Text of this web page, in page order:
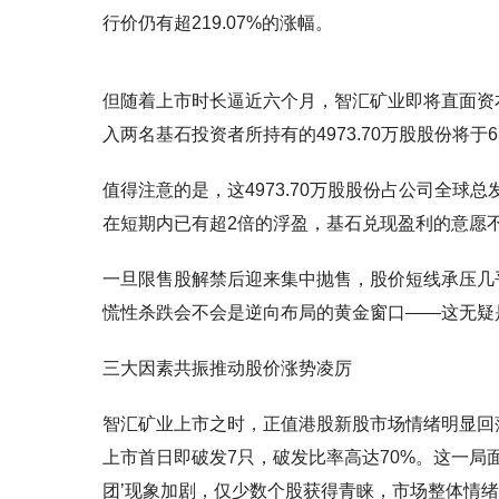
行价仍有超219.07%的涨幅。
但随着上市时长逼近六个月，智汇矿业即将直面
入两名基石投资者所持有的4973.70万股股份将于
值得注意的是，这4973.70万股股份占公司全球
在短期内已有超2倍的浮盈，基石兑现盈利的意愿
一旦限售股解禁后迎来集中抛售，股价短线承压
慌性杀跌会不会是逆向布局的黄金窗口——这无疑
三大因素共振推动股价涨势凌厉
智汇矿业上市之时，正值港股新股市场情绪明显
上市首日即破发7只，破发比率高达70%。这一
团’现象加剧，仅少数个股获得青睐，市场整体情